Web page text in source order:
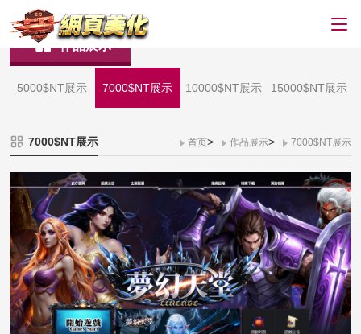
作品展示
5000$NT展示 7000$NT展示 10000$NT展示 15000$NT展示
7000$NT展示 首页> 作品展示> 7000$NT展示